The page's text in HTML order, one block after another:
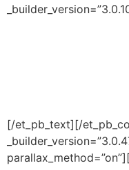
[/et_pb_text][/